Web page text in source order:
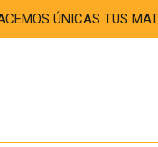
ÚNICAS TUS MATEADAS •ㅤㅤㅤㅤ